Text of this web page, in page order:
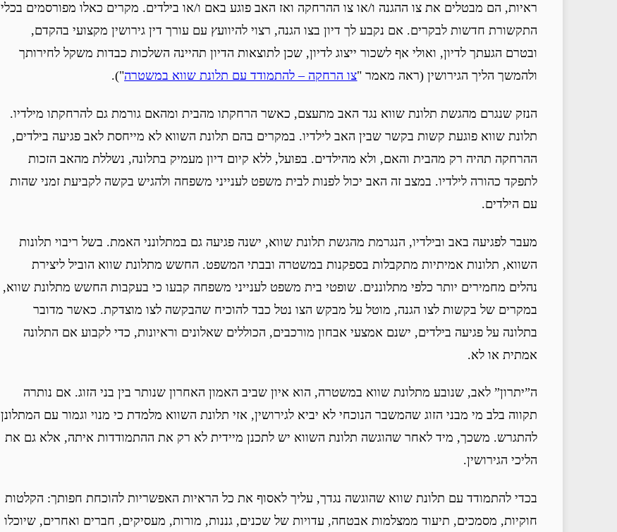
ראיות, הם מבטלים את צו ההגנה ו/או צו ההרחקה ואז האב פוגע באם ו/או בילדים. מקרים כאלו מפורסמים בכלי
התקשורת חדשות לבקרים. אם נקבע לך דיון בצו הגנה, רצוי להיוועץ עם עורך דין גירושין מקצועי בהקדם,
ובטרם הגעתך לדיון, ואולי אף לשכור ייצוג לדיון, שכן לתוצאות הדיון תהיינה השלכות כבדות משקל לחירותך
ולהמשך הליך הגירושין (ראה מאמר "צו הרחקה – להתמודד עם תלונת שווא במשטרה").
הנזק שנגרם מהגשת תלונת שווא נגד האב מתעצם, כאשר הרחקתו מהבית ומהאם גורמת גם להרחקתו מילדיו.
תלונת שווא פוגעת קשות בקשר שבין האב לילדיו. במקרים בהם תלונת השווא לא מייחסת לאב פגיעה בילדים,
ההרחקה תהיה רק מהבית והאם, ולא מהילדים. בפועל, ללא קיום דיון מעמיק בתלונה, נשללת מהאב הזכות
לתפקד כהורה לילדיו. במצב זה האב יכול לפנות לבית משפט לענייני משפחה ולהגיש בקשה לקביעת זמני שהות
עם הילדים.
מעבר לפגיעה באב ובילדיו, הנגרמת מהגשת תלונת שווא, ישנה פגיעה גם במתלונני האמת. בשל ריבוי תלונות
השווא, תלונות אמיתיות מתקבלות בספקנות במשטרה ובבתי המשפט. החשש מתלונת שווא הוביל ליצירת
נהלים מחמירים יותר כלפי מתלוננים. שופטי בית משפט לענייני משפחה קבעו כי בעקבות החשש מתלונת שווא,
במקרים של בקשות לצו הגנה, מוטל על מבקש הצו נטל כבד להוכיח שהבקשה לצו מוצדקת. כאשר מדובר
בתלונה על פגיעה בילדים, ישנם אמצעי אבחון מורכבים, הכוללים שאלונים וראיונות, כדי לקבוע אם התלונה
אמתית או לא.
ה”יתרון” לאב, שנובע מתלונת שווא במשטרה, הוא איון שביב האמון האחרון שנותר בין בני הזוג. אם נותרה
תקווה בלב מי מבני הזוג שהמשבר הנוכחי לא יביא לגירושין, אזי תלונת השווא מלמדת כי מנוי וגמור עם המתלונן
להתגרש. משכך, מיד לאחר שהוגשה תלונת השווא יש לתכנן מיידית לא רק את ההתמודדות איתה, אלא גם את
הליכי הגירושין.
בכדי להתמודד עם תלונת שווא שהוגשה נגדך, עליך לאסוף את כל הראיות האפשריות להוכחת חפותך: הקלטות
חוקיות, מסמכים, תיעוד ממצלמות אבטחה, עדויות של שכנים, גננות, מורות, מעסיקים, חברים ואחרים, שיוכלו